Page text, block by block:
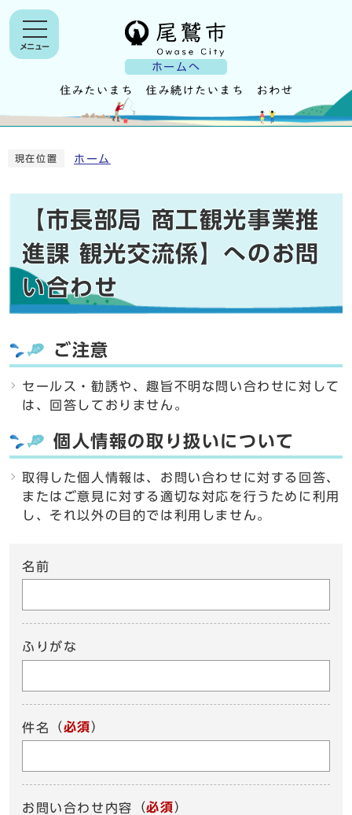
ホームへ
メニュー
現在位置 ホーム
【市長部局 商工観光事業推
進課 観光交流係】へのお問
い合わせ
ご注意
セールス・勧誘や、趣旨不明な問い合わせに対して
は、回答しておりません。
個人情報の取り扱いについて
取得した個人情報は、お問い合わせに対する回答、
またはご意見に対する適切な対応を行うために利用
し、それ以外の目的では利用しません。
名前
ふりがな
件名 （必須）
お問い合わせ内容 （必須）